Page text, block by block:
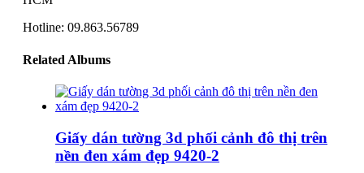
Hotline: 09.863.56789
Related Albums
Giấy dán tường 3d phối cảnh đô thị trên
nền đen xám đẹp 9420-2